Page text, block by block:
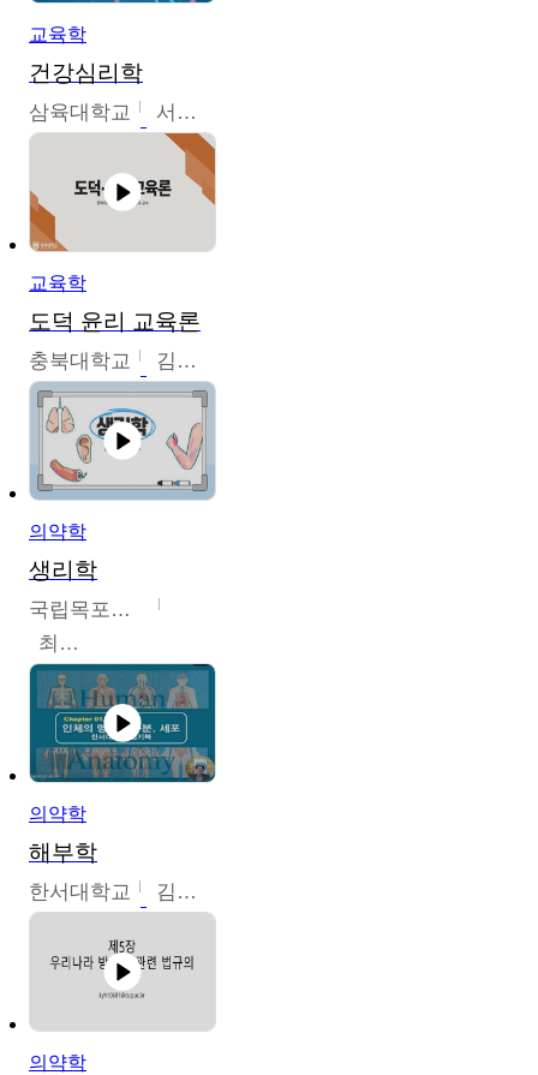
교육학
건강심리학
삼육대학교 서경현
교육학
도덕 윤리 교육론
충북대학교 김연숙
의약학
생리학
국립목포대학교
최소은
의약학
해부학
한서대학교 김기복
의약학